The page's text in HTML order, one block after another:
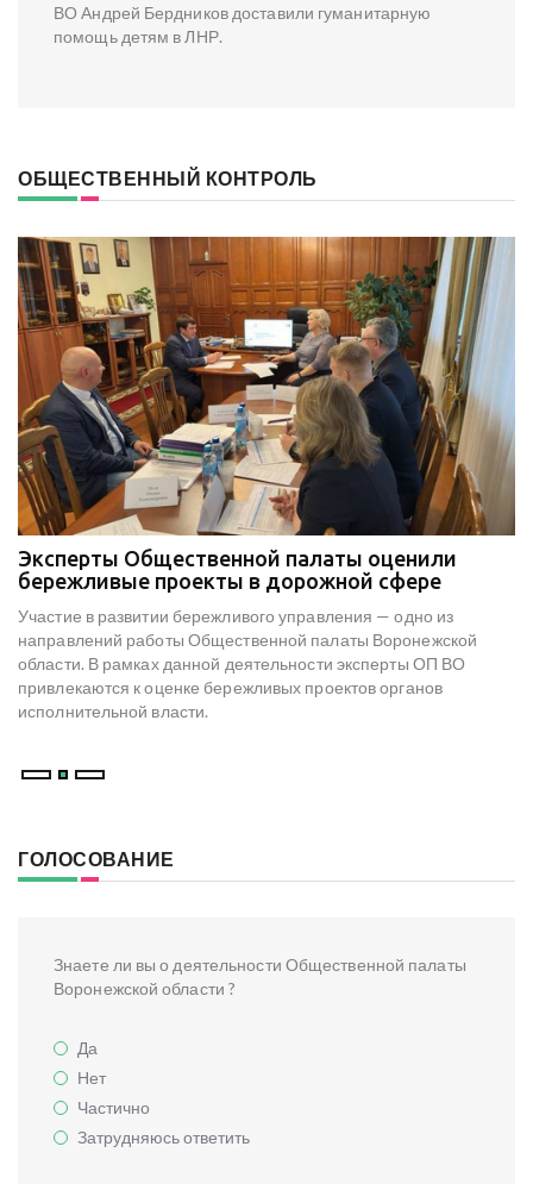
ВО Андрей Бердников доставили гуманитарную
помощь детям в ЛНР.
ОБЩЕСТВЕННЫЙ КОНТРОЛЬ
Эксперты Общественной палаты оценили
бережливые проекты в дорожной сфере
Участие в развитии бережливого управления — одно из
направлений работы Общественной палаты Воронежской
области. В рамках данной деятельности эксперты ОП ВО
привлекаются к оценке бережливых проектов органов
исполнительной власти.
ГОЛОСОВАНИЕ
Знаете ли вы о деятельности Общественной палаты
Воронежской области ?
Да
Нет
Частично
Затрудняюсь ответить